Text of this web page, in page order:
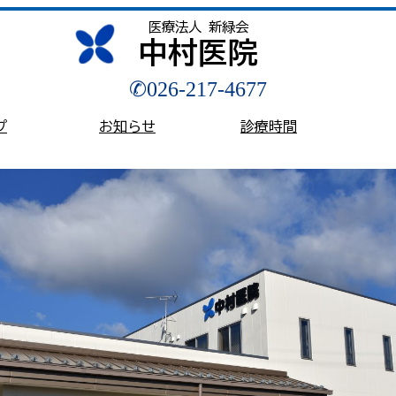
医療法人 新緑会
中村医院
✆026-217-4677
お知らせ 診療時間